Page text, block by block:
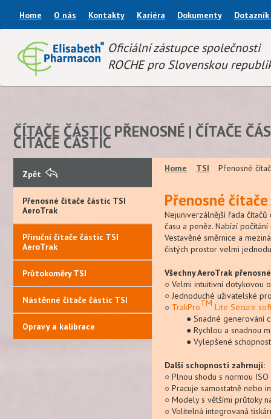
Home O nás Kontakty Kariéra Dokumenty
Oficiální zástupce společnosti
ROCHE pro Slovenskou
ČÍTAČE ČÁSTIC PŘENOSNÉ | ČÍTAČE
ČÍTAČE ČÁSTIC
Zpět
Přenosné čítače částic TSI
AeroTrak
Příruční čítače částic TSI
AeroTrak
Průtokoměry TSI
Nástěnné čítače částic TSI
Opravy a kalibrace
Home TSI Přenosné
Přenosné
Nejuniverzálnější řada
času a peněz. Nabízí
Vestavěné směrnice a
čistých prostor velmi
Všechny AeroTrak
○ Velmi intuitivní dotykovou
○ Jednoduché uživatelské
○ TrakProTM Lite Secure
● Snadné generování
● Rychlou a snadnou
● Vylepšené
Další schopnosti zahrnují:
○ Plnou shodu s normou
○ Pracuje samostatně nebo
○ Modely s většími průtoky
○ Volitelná integrovaná